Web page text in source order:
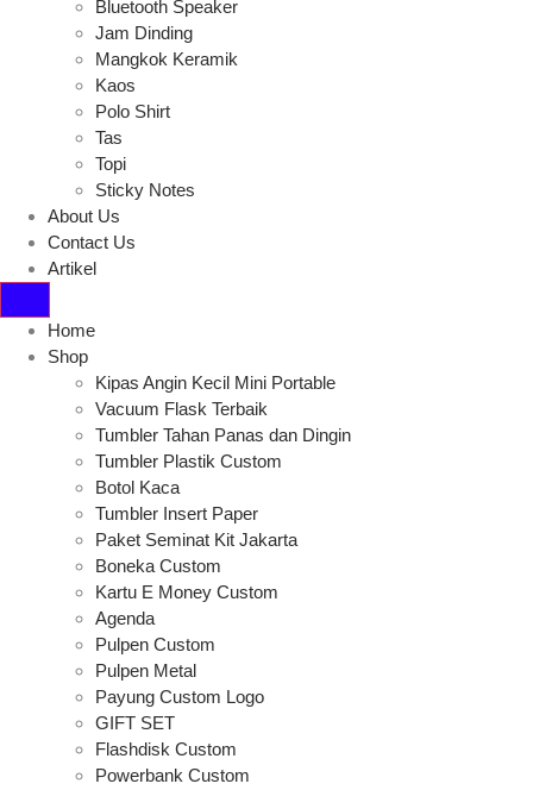
Bluetooth Speaker
Jam Dinding
Mangkok Keramik
Kaos
Polo Shirt
Tas
Topi
Sticky Notes
About Us
Contact Us
Artikel
Home
Shop
Kipas Angin Kecil Mini Portable
Vacuum Flask Terbaik
Tumbler Tahan Panas dan Dingin
Tumbler Plastik Custom
Botol Kaca
Tumbler Insert Paper
Paket Seminat Kit Jakarta
Boneka Custom
Kartu E Money Custom
Agenda
Pulpen Custom
Pulpen Metal
Payung Custom Logo
GIFT SET
Flashdisk Custom
Powerbank Custom